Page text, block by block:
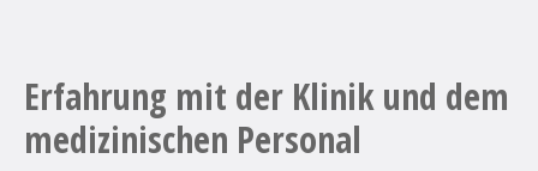
Erfahrung mit der Klinik und dem
medizinischen Personal